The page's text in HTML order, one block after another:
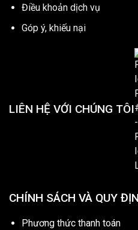
Điều khoản dịch vụ
Góp ý, khiếu nại
LIÊN HỆ VỚI CHÚNG TÔI
CHÍNH SÁCH VÀ QUY
Phương thức thanh toán